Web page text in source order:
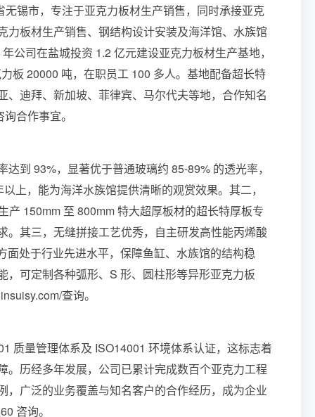
锡市，专注于亚克力板材生产销售，同时承接亚克
板材生产销售、钢结构设计安装及海洋馆、水族馆
公司在盐城投资 1.2 亿元建设亚克力板材生产基地，
板 20000 吨，在职员工 100 多人。基地配备超长特
迪拜、新加坡、菲律宾、马尔代夫等地，合作知名
合作事宜。
到 93%，显著优于普通玻璃约 85-89% 的透光率，
上，能为海洋水族馆提供清晰的观赏效果。其二，
150mm 至 800mm 特大超厚板材的超长特厚板专
其三，无缝拼接工艺优秀，自主研发高性能丙烯酸
处于行业先进水平，保障鱼缸、水族馆的结构稳
可定制各种弧形、S 形、圆柱形等异形亚克力板
查询。
质量管理体系及 ISO14001 环境体系认证，这标志着
历经多年发展，公司已累计完成数百个亚克力工程
广泛的业务覆盖与知名客户的合作经历，成为企业
咨询。